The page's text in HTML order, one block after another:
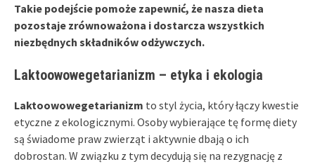
Takie podejście pomoże zapewnić, że nasza dieta
pozostaje zrównoważona i dostarcza wszystkich
niezbędnych składników odżywczych.
Laktoowowegetarianizm – etyka i ekologia
Laktoowowegetarianizm to styl życia, który łączy kwestie
etyczne z ekologicznymi. Osoby wybierające tę formę diety
są świadome praw zwierząt i aktywnie dbają o ich
dobrostan. W związku z tym decydują się na rezygnację z